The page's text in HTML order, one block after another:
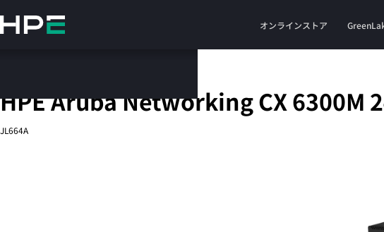
イ
テ
ツ
オンラインストア
HPE
HPE Aruba Networking CX 6300M
JL664A